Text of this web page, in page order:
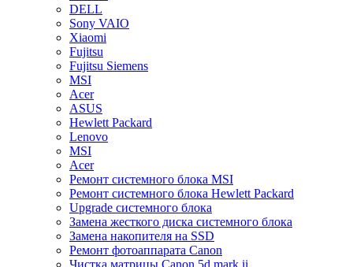
DELL
Sony VAIO
Xiaomi
Fujitsu
Fujitsu Siemens
MSI
Acer
ASUS
Hewlett Packard
Lenovo
MSI
Acer
Ремонт системного блока MSI
Ремонт системного блока Hewlett Packard
Upgrade системного блока
Замена жесткого диска системного блока
Замена накопителя на SSD
Ремонт фотоаппарата Canon
Чистка матрицы Canon 5d mark ii